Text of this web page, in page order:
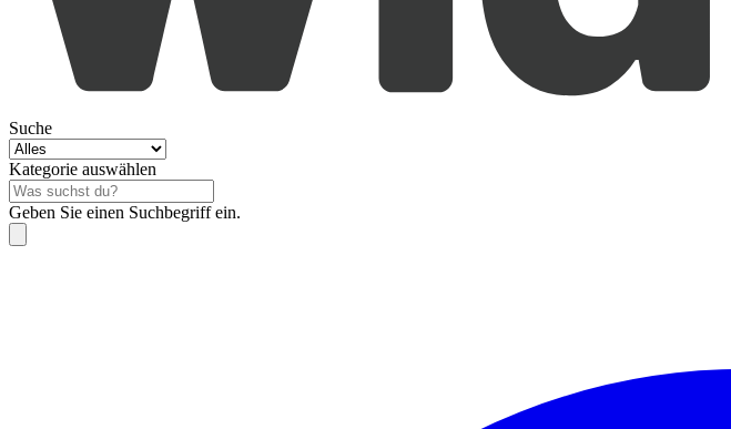
Suche
Kategorie auswählen
Geben Sie einen Suchbegriff ein.